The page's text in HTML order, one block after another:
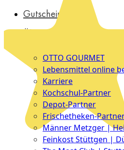
Gutscheine
Über
OTTO GOURMET
Lebensmittel online
Karriere
Kochschul-Partner
Depot-Partner
Frischetheken-
Männer Metzger |
Feinkost Stüttgen |